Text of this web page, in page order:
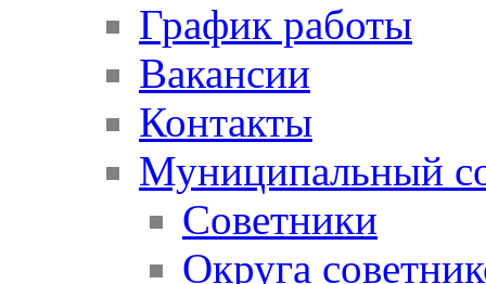
График работы
Вакансии
Контакты
Муниципальный
Советники
Округа